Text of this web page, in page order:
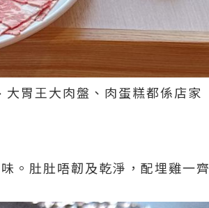
大胃王大肉盤、肉蛋糕都係店家
。肚肚唔韌及乾淨，配埋雞一齊